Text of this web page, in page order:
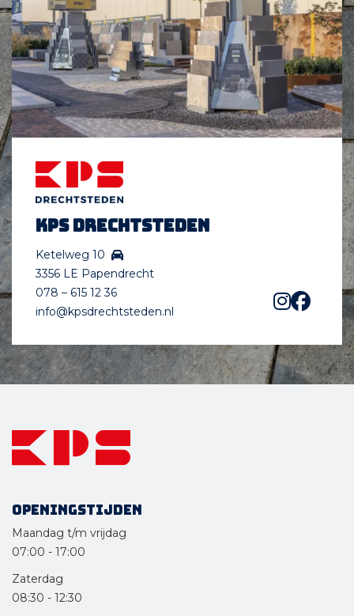
KPS Drechtsteden
Ketelweg 10
3356 LE Papendrecht
078 – 615 12 36
info@kpsdrechtsteden.nl
Openingstijden
Maandag t/m vrijdag
07:00 - 17:00
Zaterdag
08:30 - 12:30